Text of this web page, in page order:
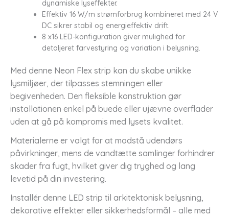
dynamiske lyseffekter.
Effektiv 16 W/m strømforbrug kombineret med 24 V
DC sikrer stabil og energieffektiv drift.
8 x16 LED-konfiguration giver mulighed for
detaljeret farvestyring og variation i belysning.
Med denne Neon Flex strip kan du skabe unikke
lysmiljøer, der tilpasses stemningen eller
begivenheden. Den fleksible konstruktion gør
installationen enkel på buede eller ujævne overflader
uden at gå på kompromis med lysets kvalitet.
Materialerne er valgt for at modstå udendørs
påvirkninger, mens de vandtætte samlinger forhindrer
skader fra fugt, hvilket giver dig tryghed og lang
levetid på din investering.
Installér denne LED strip til arkitektonisk belysning,
dekorative effekter eller sikkerhedsformål – alle med